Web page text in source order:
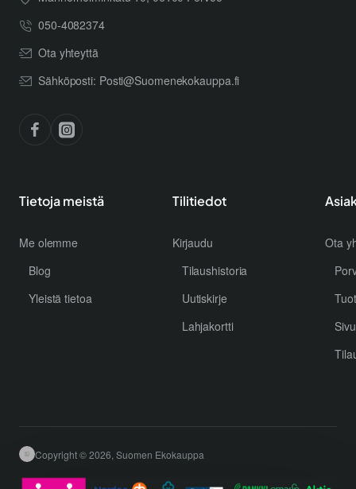
050-4082374
Ota yhteyttä
Sähköposti: Posti@Suomenekokauppa.fi
Tietoja meistä
Me olemme
Blog
Yleistä tietoa
Tilitiedot
Kirjaudu
Tilaushistoria
Uutiskirje
Lahjakortti
Ota
Copyright © 2026, Suomen Ekokauppa